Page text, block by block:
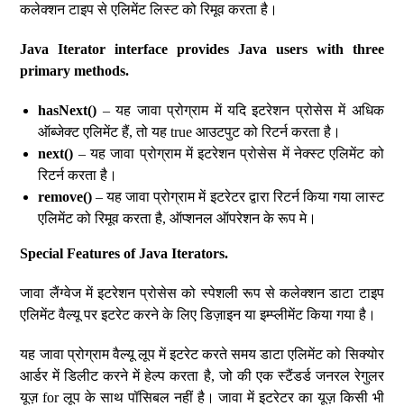
कलेक्शन टाइप से एलिमेंट लिस्ट को रिमूव करता है।
Java Iterator interface provides Java users with three
primary methods.
hasNext() – यह जावा प्रोग्राम में यदि इटरेशन प्रोसेस में अधिक
ऑब्जेक्ट एलिमेंट हैं, तो यह true आउटपुट को रिटर्न करता है।
next() – यह जावा प्रोग्राम में इटरेशन प्रोसेस में नेक्स्ट एलिमेंट को
रिटर्न करता है।
remove() – यह जावा प्रोग्राम में इटरेटर द्वारा रिटर्न किया गया लास्ट
एलिमेंट को रिमूव करता है, ऑप्शनल ऑपरेशन के रूप मे।
Special Features of Java Iterators.
जावा लैंग्वेज में इटरेशन प्रोसेस को स्पेशली रूप से कलेक्शन डाटा टाइप
एलिमेंट वैल्यू पर इटरेट करने के लिए डिज़ाइन या इम्प्लीमेंट किया गया है।
यह जावा प्रोग्राम वैल्यू लूप में इटरेट करते समय डाटा एलिमेंट को सिक्योर
आर्डर में डिलीट करने में हेल्प करता है, जो की एक स्टैंडर्ड जनरल रेगुलर
यूज़ for लूप के साथ पॉसिबल नहीं है। जावा में इटरेटर का यूज़ किसी भी